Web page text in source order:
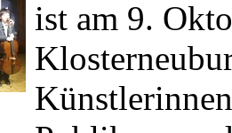
ist am 9.